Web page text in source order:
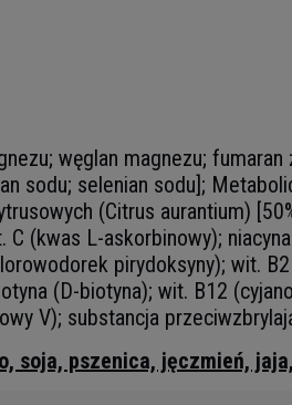
węglan magnezu;
sodu; selenian sodu];
(Citrus aurantium)
C (kwas L-askorbinowy);
pirydoksyny); wit.
(D-biotyna); wit. B12
V); substancja
soja, pszenica, jęczmień,